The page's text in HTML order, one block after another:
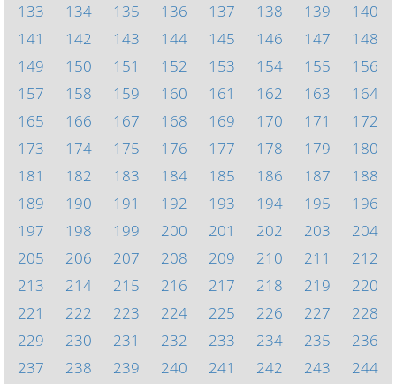
133
134 135 136 137 138 139
140
141
142 143 144 145 146 147
148
149
150 151 152 153 154 155
156
157
158 159 160 161 162 163
164
165
166 167 168 169 170 171
172
173
174 175 176 177 178 179
180
181
182 183 184 185 186 187
188
189
190 191 192 193 194 195
196
197
198 199 200 201 202 203
204
205
206 207 208 209 210 211
212
213
214 215 216 217 218 219
220
221
222 223 224 225 226 227
228
229
230 231 232 233 234 235
236
237
238 239 240 241 242 243
244